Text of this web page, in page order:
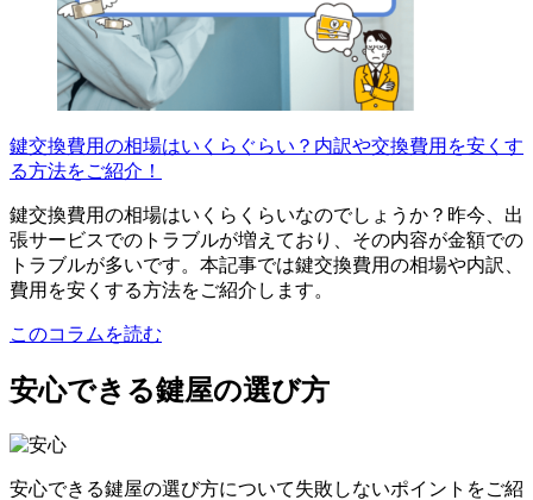
鍵交換費用の相場はいくらぐらい？内訳や交換費用を安くす
る方法をご紹介！
鍵交換費用の相場はいくらくらいなのでしょうか？昨今、出
張サービスでのトラブルが増えており、その内容が金額での
トラブルが多いです。本記事では鍵交換費用の相場や内訳、
費用を安くする方法をご紹介します。
このコラムを読む
安心できる鍵屋の選び方
安心できる鍵屋の選び方について失敗しないポイントをご紹